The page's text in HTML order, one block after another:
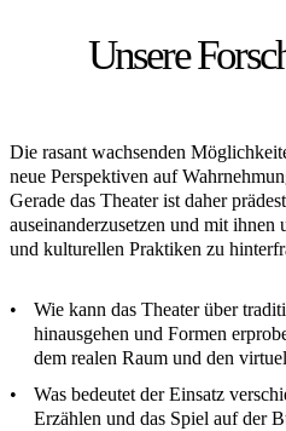
Unsere
Die rasant wachsenden
neue Perspektiven auf
Gerade das Theater ist daher
auseinanderzusetzen und mit ihnen
und kulturellen Praktiken zu
Wie kann das Theater über
hinausgehen und Formen
dem realen Raum und den
Was bedeutet der Einsatz
Erzählen und das Spiel auf der